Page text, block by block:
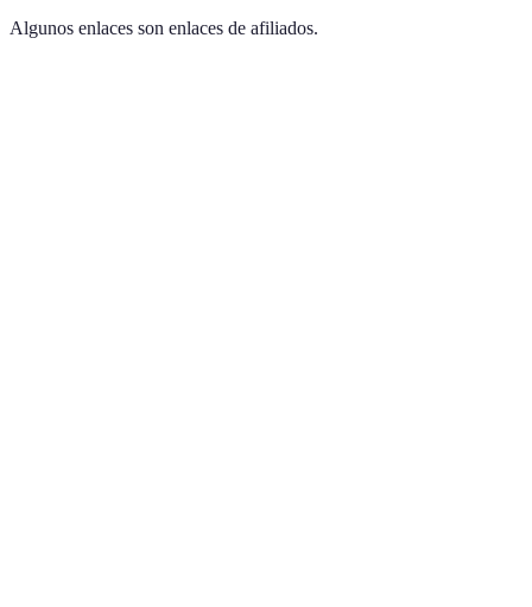
Algunos enlaces son enlaces de afiliados.